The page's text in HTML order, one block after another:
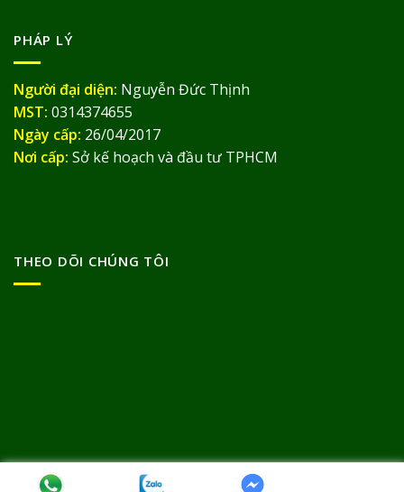
PHÁP LÝ
Người đại diện: Nguyễn Đức Thịnh
MST: 0314374655
Ngày cấp: 26/04/2017
Nơi cấp: Sở kế hoạch và đầu tư TPHCM
THEO DÕI CHÚNG TÔI